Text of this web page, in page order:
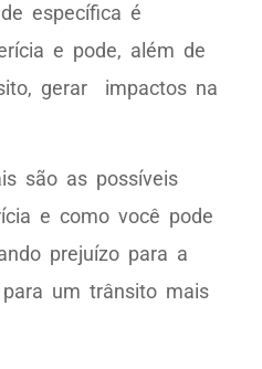
específica é
e pode, além de
gerar impactos na
são as possíveis
e como você pode
prejuízo para a
um trânsito mais